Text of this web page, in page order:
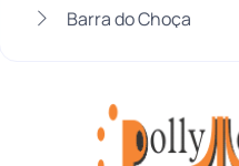
Barra do Choça
Bom Jesus da Lapa